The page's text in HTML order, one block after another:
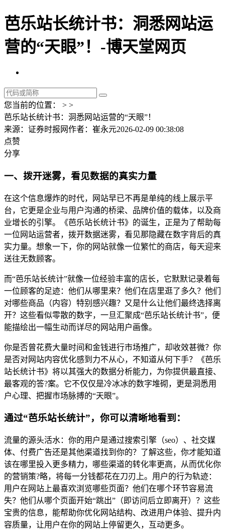
芭乐站长统计书：洞悉网站运
营的“天眼”！-博天堂网页
您当前的位置： > >
芭乐站长统计书：洞悉网站运营的“天眼”！
来源：证券时报网作者：崔永元2026-02-09 00:38:08
点赞
分享
一、拨开迷雾，看见数据的真实力量
在这个信息爆炸的时代，网站早已不再是单纯的线上展示平
台，它更是企业与用户沟通的桥梁、品牌价值的载体，以及商
业增长的引擎。《芭乐站长统计书》的诞生，正是为了帮助每
一位网站运营者，拨开数据迷雾，看见那隐藏在数字背后的真
实力量。想象一下，你的网站就像一位繁忙的商店，每天迎来
送往无数顾客。
而“芭乐站长统计”就像一位经验丰富的店长，它默默记录着每
一位顾客的足迹：他们从哪里来？他们在店里逛了多久？他们
对哪些商品（内容）特别感兴趣？又是什么让他们最终选择离
开？这些看似零散的数字，一旦汇聚成“芭乐站长统计书”，便
能描绘出一幅生动而详尽的网站用户画像。
你是否曾花费大量时间和金钱进行市场推广，却收效甚微？你
是否对网站内容优化感到力不从心，不知道从何下手？《芭乐
站长统计书》将以其强大的数据分析能力，为你提供最直接、
最客观的答?案。它不仅仅是冷冰冰的数字堆砌，更是洞悉用
户心理、把握市场脉搏的“天眼”。
通过“芭乐站长统计”，你可以清晰地看到：
流量的源头活水：你的用户是通过搜索引擎（seo）、社交媒
体、付费广告还是其他渠道找到你的？了解这些，你才能知道
该在哪里投入更多精力，哪些渠道的转化率更高，从而优化你
的营销策?略，将每一分钱都花在刀刃上。用户的行为轨迹：
用户在网站上最喜欢浏览哪些页面？他们在哪个环节容易流
失？他们从哪个页面开始“跳出”（即访问后立即离开）？这些
宝贵的信息，能帮助你优化网站结构、改进用户体验、提升内
容质量，让用户在你的网站上停留更久，互动更多。